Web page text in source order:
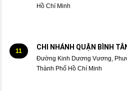
Hồ Chí Minh
11 CHI NHÁNH QUẬN BÌNH
Đường Kinh Dương Vương,
Thành Phố Hồ Chí Minh